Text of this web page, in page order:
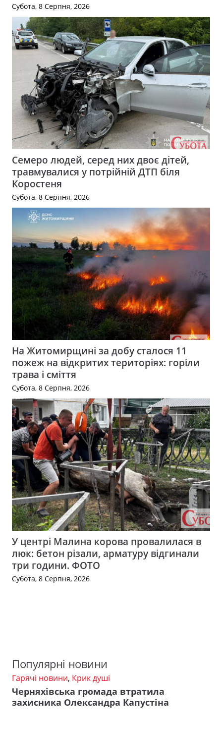
Субота, 8 Серпня, 2026
Семеро людей, серед них двоє дітей,
травмувалися у потрійній ДТП біля
Коростеня
Субота, 8 Серпня, 2026
На Житомирщині за добу сталося 11
пожеж на відкритих територіях: горіли
трава і сміття
Субота, 8 Серпня, 2026
У центрі Малина корова провалилася в
люк: бетон різали, арматуру відгинали
три години. ФОТО
Субота, 8 Серпня, 2026
Популярні новини
Гарячі новини, Крик душі
Черняхівська громада втратила
захисника Олександра Капустіна